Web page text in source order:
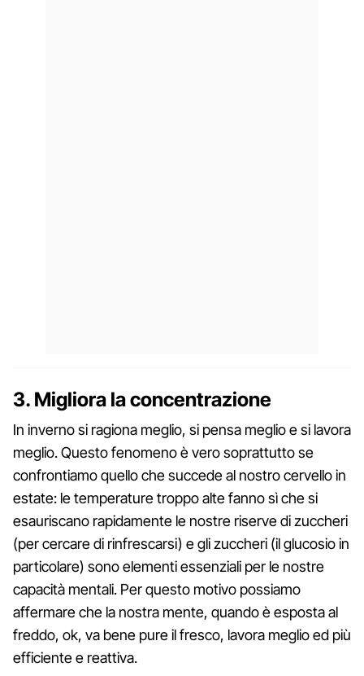
3. Migliora la concentrazione
In inverno si ragiona meglio, si pensa meglio e si lavora
meglio. Questo fenomeno è vero soprattutto se
confrontiamo quello che succede al nostro cervello in
estate: le temperature troppo alte fanno sì che si
esauriscano rapidamente le nostre riserve di zuccheri
(per cercare di rinfrescarsi) e gli zuccheri (il glucosio in
particolare) sono elementi essenziali per le nostre
capacità mentali. Per questo motivo possiamo
affermare che la nostra mente, quando è esposta al
freddo, ok, va bene pure il fresco, lavora meglio ed più
efficiente e reattiva.